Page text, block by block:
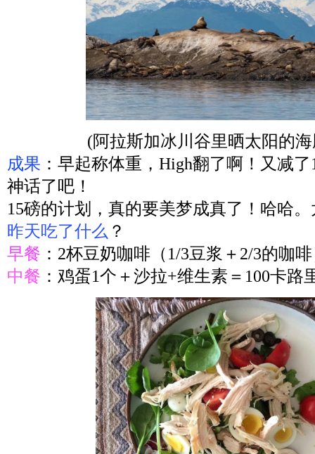
(阿拉斯加冰川谷里晒太阳的
成果 ：早起称体重，High翻了啊！又减
神话了吧！
15磅的计划，真的要美梦成真了！哈哈
昨天吃了什么 ？
早餐 ：2杯豆奶咖啡（1/3豆浆＋2/3的咖
中餐 ：鸡蛋1个＋沙拉+维生素＝100卡路